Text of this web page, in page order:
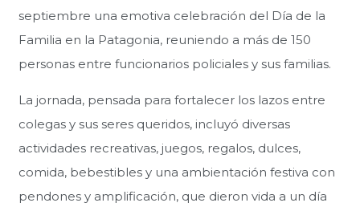
septiembre una emotiva celebración del Día de la
Familia en la Patagonia, reuniendo a más de 150
personas entre funcionarios policiales y sus familias.
La jornada, pensada para fortalecer los lazos entre
colegas y sus seres queridos, incluyó diversas
actividades recreativas, juegos, regalos, dulces,
comida, bebestibles y una ambientación festiva con
pendones y amplificación, que dieron vida a un día